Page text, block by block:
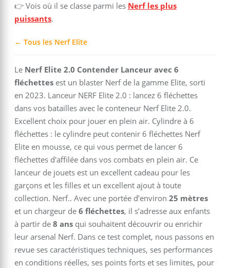
👉 Vois où il se classe parmi les Nerf les plus
puissants.
← Tous les Nerf Elite
Le Nerf Elite 2.0 Contender Lanceur avec 6
fléchettes est un blaster Nerf de la gamme Elite, sorti
en 2023. Lanceur NERF Elite 2.0 : lancez 6 fléchettes
dans vos batailles avec le conteneur Nerf Elite 2.0.
Excellent choix pour jouer en plein air. Cylindre à 6
fléchettes : le cylindre peut contenir 6 fléchettes Nerf
Elite en mousse, ce qui vous permet de lancer 6
fléchettes d'affilée dans vos combats en plein air. Ce
lanceur de jouets est un excellent cadeau pour les
garçons et les filles et un excellent ajout à toute
collection. Nerf.. Avec une portée d’environ 25 mètres
et un chargeur de 6 fléchettes, il s’adresse aux enfants
à partir de 8 ans qui souhaitent découvrir ou enrichir
leur arsenal Nerf. Dans ce test complet, nous passons en
revue ses caractéristiques techniques, ses performances
en conditions réelles, ses points forts et ses limites, pour